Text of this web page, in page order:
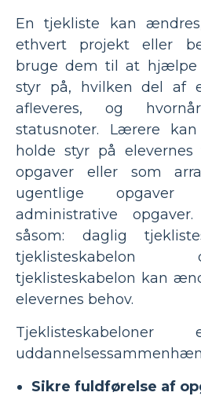
En tjekliste kan
ethvert projekt eller
bruge dem til at
styr på, hvilken del af
afleveres, og
statusnoter. Lærere
holde styr på
opgaver eller som
ugentlige opgaver
administrative opgaver.
såsom: daglig
tjeklisteskabelon kan
elevernes behov.
Sikre fuldførelse af